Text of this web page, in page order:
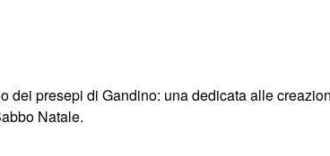
dei presepi di Gandino: una dedicata alle
Natale.